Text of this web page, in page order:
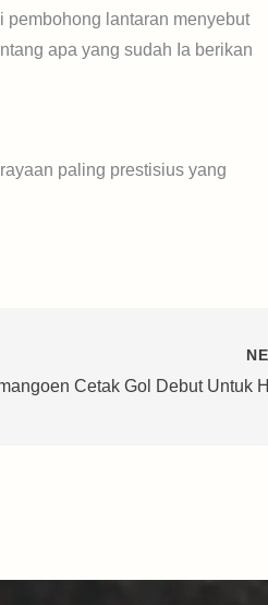
pembohong lantaran menyebut
apa yang sudah Ia berikan
paling prestisius yang